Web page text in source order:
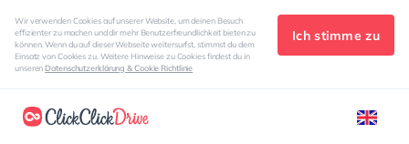
Wir verwenden Cookies auf unserer Website, um deinen Besuch
effizienter zu machen und dir mehr Benutzerfreundlichkeit bieten zu
können. Wenn du auf dieser Webseite weitersurfst, stimmst du dem
Einsatz von Cookies zu. Weitere Hinweise zu Cookies findest du in
unserenDatenschutzerklärung & Cookie Richtlinie
Ich stimme zu